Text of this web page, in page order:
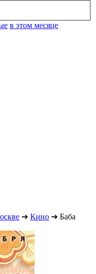
в этом месяце
➔ Кино ➔ Баба